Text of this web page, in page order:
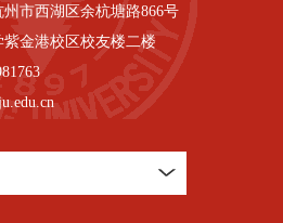
市西湖区余杭塘路866号
紫金港校区校友楼二楼